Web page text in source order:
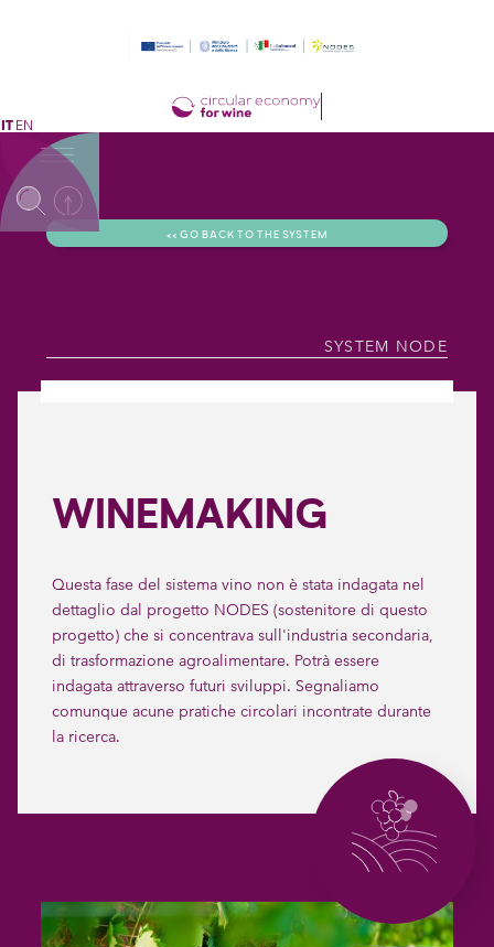
IT EN
SYSTEM NODE
<< GO BACK TO THE SYSTEM
WINEMAKING
Questa fase del sistema vino non è stata indagata nel
dettaglio dal progetto NODES (sostenitore di questo
progetto) che si concentrava sull'industria secondaria,
di trasformazione agroalimentare. Potrà essere
indagata attraverso futuri sviluppi. Segnaliamo
comunque acune pratiche circolari incontrate durante
la ricerca.